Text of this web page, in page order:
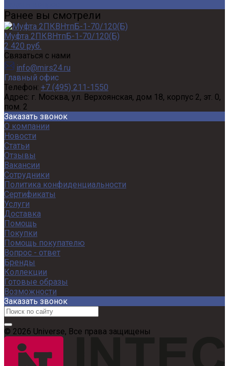
Ранее вы смотрели
Муфта 2ПКВНтпБ-1-70/120(Б)
2 420 руб.
Связаться с нами
info@mirs24.ru
Главный офис
Телефон: +7 (495) 211-1550
Адрес: г. Москва, ул. Верхоянская, дом 18, корпус 2, эт. 0,
пом. 2
Заказать звонок
О компании
Новости
Статьи
Отзывы
Вакансии
Сотрудники
Политика конфиденциальности
Сертификаты
Услуги
Доставка
Помощь
Покупки
Помощь покупателю
Вопрос - ответ
Бренды
Коллекции
Готовые образы
Возможности
Заказать звонок
© 2026 Universe, Все права защищены